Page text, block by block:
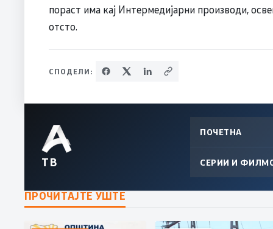
пораст има кај Интермедијарни производи,
отсто.
СПОДЕЛИ:
ТВ
ПОЧЕТНА
СЕРИИ И
ПРОЧИТАЈТЕ УШТЕ